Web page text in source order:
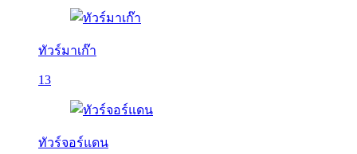
ทัวร์มาเก๊า
13
ทัวร์จอร์แดน